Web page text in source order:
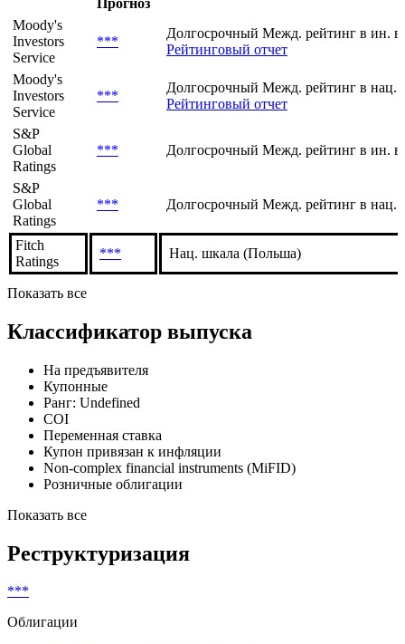
Moody's
Investors
Service
***
Долгосрочный Межд. рейтинг в ин.
Рейтинговый отчет
Moody's
Investors
Service
***
Долгосрочный Межд. рейтинг в нац.
Рейтинговый отчет
S&P
Global
Ratings
*** Долгосрочный Межд. рейтинг в ин.
S&P
Global
Ratings
*** Долгосрочный Межд. рейтинг в нац.
Fitch
Ratings
*** Нац. шкала (Польша)
Показать все
Классификатор выпуска
На предъявителя
Купонные
Ранг: Undefined
COI
Переменная ставка
Купон привязан к инфляции
Non-complex financial instruments (MiFID)
Розничные облигации
Показать все
Реструктуризация
***
Облигации